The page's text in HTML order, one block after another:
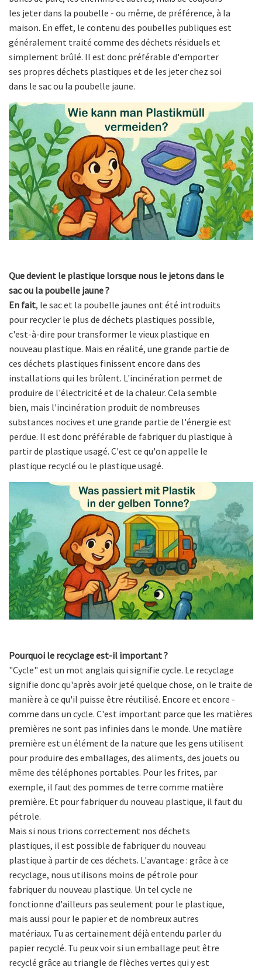
les jeter dans la poubelle - ou même, de préférence, à la
maison. En effet, le contenu des poubelles publiques est
généralement traité comme des déchets résiduels et
simplement brûlé. Il est donc préférable d'emporter
ses propres déchets plastiques et de les jeter chez soi
dans le sac ou la poubelle jaune.
Que devient le plastique lorsque nous le jetons dans le
sac ou la poubelle jaune ?
En fait, le sac et la poubelle jaunes ont été introduits
pour recycler le plus de déchets plastiques possible,
c'est-à-dire pour transformer le vieux plastique en
nouveau plastique. Mais en réalité, une grande partie de
ces déchets plastiques finissent encore dans des
installations qui les brûlent. L'incinération permet de
produire de l'électricité et de la chaleur. Cela semble
bien, mais l'incinération produit de nombreuses
substances nocives et une grande partie de l'énergie est
perdue. Il est donc préférable de fabriquer du plastique à
partir de plastique usagé. C'est ce qu'on appelle le
plastique recyclé ou le plastique usagé.
Pourquoi le recyclage est-il important ?
"Cycle" est un mot anglais qui signifie cycle. Le recyclage
signifie donc qu'après avoir jeté quelque chose, on le traite de
manière à ce qu'il puisse être réutilisé. Encore et encore -
comme dans un cycle. C'est important parce que les matières
premières ne sont pas infinies dans le monde. Une matière
première est un élément de la nature que les gens utilisent
pour produire des emballages, des aliments, des jouets ou
même des téléphones portables. Pour les frites, par
exemple, il faut des pommes de terre comme matière
première. Et pour fabriquer du nouveau plastique, il faut du
pétrole.
Mais si nous trions correctement nos déchets
plastiques, il est possible de fabriquer du nouveau
plastique à partir de ces déchets. L'avantage : grâce à ce
recyclage, nous utilisons moins de pétrole pour
fabriquer du nouveau plastique. Un tel cycle ne
fonctionne d'ailleurs pas seulement pour le plastique,
mais aussi pour le papier et de nombreux autres
matériaux. Tu as certainement déjà entendu parler du
papier recyclé. Tu peux voir si un emballage peut être
recyclé grâce au triangle de flèches vertes qui y est